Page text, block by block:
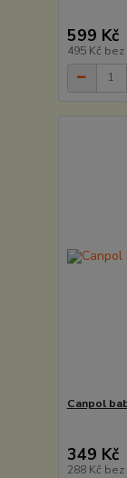
599 Kč
495 Kč bez
Canpol
349 Kč
288 Kč bez